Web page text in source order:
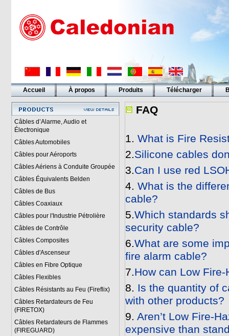
Accueil À propos Produits Télécharger
Liens
Câbles d’Alarme, Audio et
Électronique
Câbles Automobiles
Câbles pour Aéroports
Câbles Aériens à Conduite Groupée
Câbles Équivalents Belden
Câbles de Bus
Câbles Coaxiaux
Câbles pour l'Industrie Pétrolière
Câbles de Contrôle
Câbles Composites
Câbles d'Ascenseur
Câbles en Fibre Optique
Câbles Flexibles
Câbles Résistants au Feu (Fireflix)
Câbles Retardateurs de Feu
(FIRETOX)
Câbles Retardateurs de Flammes
(FIREGUARD)
FAQ
1. What is Fire
2.Silicone cables
3.Can I use red
4. What is the
cable?
5.Which standards
security cable?
6.What are some
fire alarm cable?
7.How can Low
8. Is the quantity of
with other products?
9. Aren’t Low Fire-
expensive than